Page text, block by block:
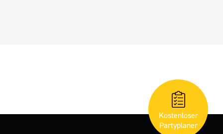
Kostenloser
Partyplaner